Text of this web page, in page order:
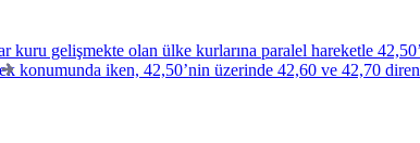
kuru gelişmekte olan ülke kurlarına paralel hareketle
konumunda iken, 42,50’nin üzerinde 42,60 ve 42,70